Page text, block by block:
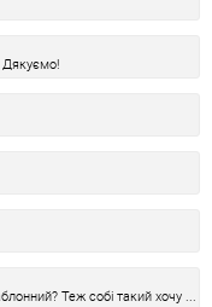
Теж собі такий хочу ...